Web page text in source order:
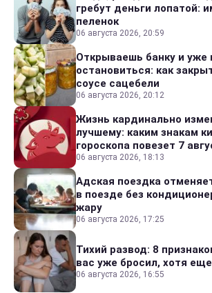
гребут деньги лопатой:
пеленок
06 августа 2026, 20:59
Открываешь банку и уже
остановиться: как
соусе сацебели
06 августа 2026, 20:12
Жизнь кардинально
лучшему: каким знакам
гороскопа повезет 7
06 августа 2026, 18:13
Адская поездка
в поезде без
жару
06 августа 2026, 17:25
Тихий развод: 8
вас уже бросил, хотя
06 августа 2026, 16:55